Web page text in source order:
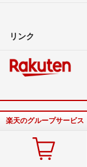
リンク
楽天のグループサービス